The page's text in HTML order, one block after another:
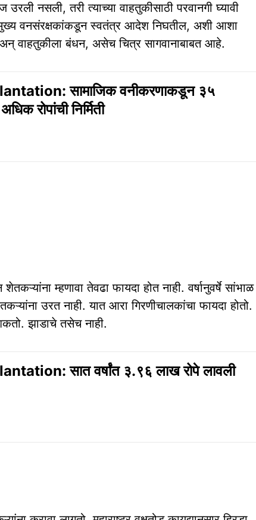
उरली नसली, तरी त्याच्या वाहतुकीसाठी परवानगी घ्यावी
मुख्य वनसंरक्षकांकडून स्वतंत्र आदेश निघतील, अशी आशा
वाहतुकीला बंधन, असेच चित्र सागवानाबाबत आहे.
सामाजिक वनीकरणाकडून ३५
रोपांची निर्मिती
म्हणावा तेवढा फायदा होत नाही. वर्षानुवर्षे सांभाळ
उरत नाही. यात आरा गिरणीचालकांचा फायदा होतो.
झाडाचे तसेच नाही.
सात वर्षांत ३.९६ लाख रोपे लावली